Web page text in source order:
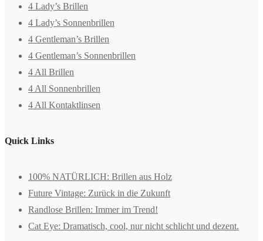
4 Lady’s Brillen
4 Lady’s Sonnenbrillen
4 Gentleman’s Brillen
4 Gentleman’s Sonnenbrillen
4 All Brillen
4 All Sonnenbrillen
4 All Kontaktlinsen
Quick Links
100% NATÜRLICH: Brillen aus Holz
Future Vintage: Zurück in die Zukunft
Randlose Brillen: Immer im Trend!
Cat Eye: Dramatisch, cool, nur nicht schlicht und dezent.